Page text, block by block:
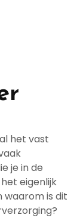
het vast
je in de
eigenlijk
is dit